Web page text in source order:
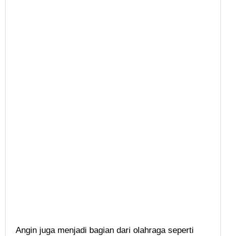
Angin juga menjadi bagian dari olahraga seperti